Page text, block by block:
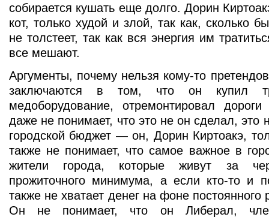
собирается кушать еще долго. Дорин
кот, только худой и злой, так как, сколько
не толстеет, так как вся энергия им
все мешают.
Аргументы, почему нельзя кому-то
заключаются в том, что он купил
медоборудование, отремонтировал
даже не понимает, что это не он сделал, это
городской бюджет — он, Дорин Киртоакэ,
также не понимает, что самое важное в
жители города, которые живут за
прожиточного минимума, а если кто-то и
также не хватает денег на фоне
Он не понимает, что он Либерал,